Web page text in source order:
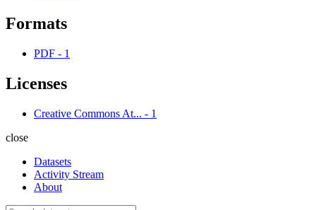
Formats
PDF - 1
Licenses
Creative Commons At... - 1
close
Datasets
Activity Stream
About